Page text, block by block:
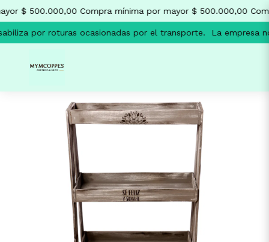
$ 500.000,00 Compra mínima por mayor $ 500.000,00
por roturas ocasionadas por el transporte. La empresa